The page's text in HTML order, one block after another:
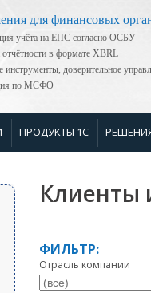
для финансовых
учёта на ЕПС согласно ОСБУ
отчётности в формате XBRL
инструменты, доверительное
по МСФО
ПРОДУКТЫ 1С
Клиенты
ФИЛЬТР:
Отрасль компании